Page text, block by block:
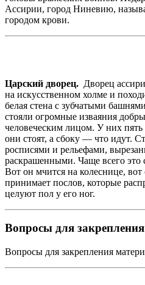
Ассирии, город Ниневию,
городом крови.
Царский дворец. Дворец
на искусственном холме и
белая стена с зубчатыми
стояли огромные изваяния
человеческим лицом. У них
они стоят, а сбоку — что идут.
росписями и рельефами,
раскрашенными. Чаще всего это
Вот он мчится на колеснице, вот
принимает послов, которые
целуют пол у его ног.
Вопросы для
Вопросы для закрепления